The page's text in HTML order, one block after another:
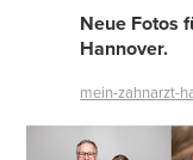
Neue Fotos
Hannover.
mein-zahnarzt-